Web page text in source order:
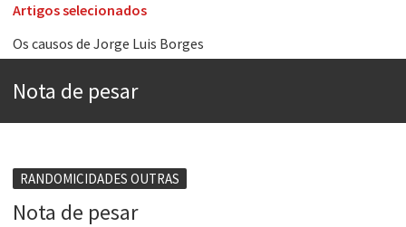
Artigos selecionados
Os causos de Jorge Luis Borges
Se queres salvar o mundo, o veganismo não é a resposta
A construção da urbanidade
Aprender a fracassar é o segredo do sucesso
Nota de pesar
RANDOMICIDADES OUTRAS
Nota de pesar